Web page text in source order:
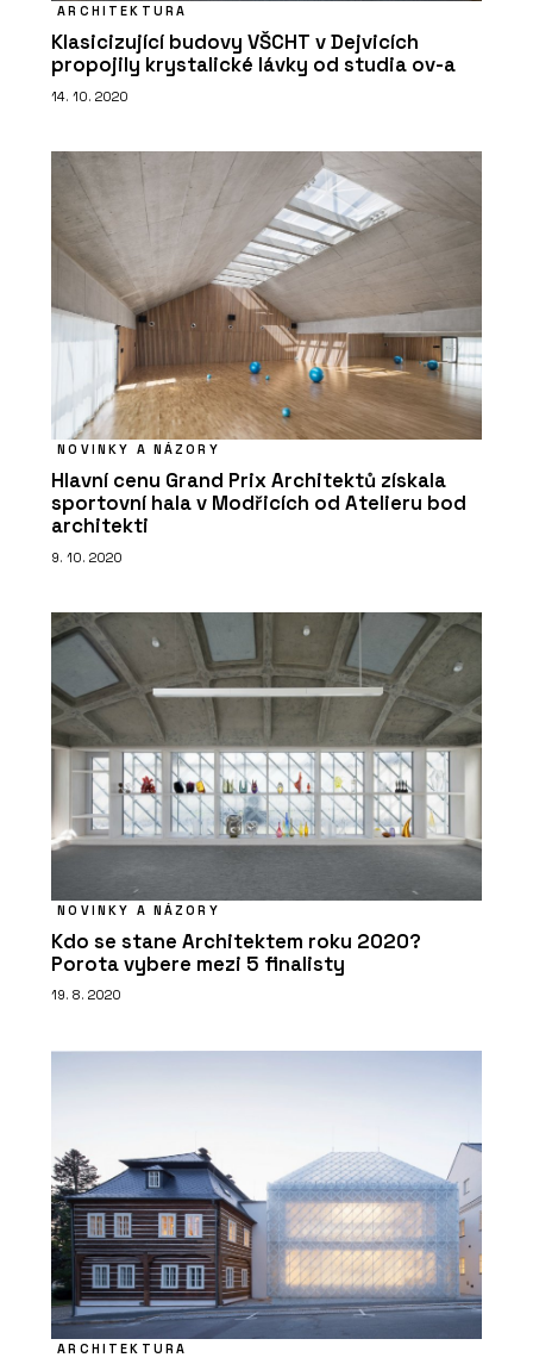
ARCHITEKTURA
Klasicizující budovy VŠCHT v Dejvicích
propojily krystalické lávky od studia ov-a
14. 10. 2020
NOVINKY A NÁZORY
Hlavní cenu Grand Prix Architektů získala
sportovní hala v Modřicích od Atelieru bod
architekti
9. 10. 2020
NOVINKY A NÁZORY
Kdo se stane Architektem roku 2020?
Porota vybere mezi 5 finalisty
19. 8. 2020
ARCHITEKTURA